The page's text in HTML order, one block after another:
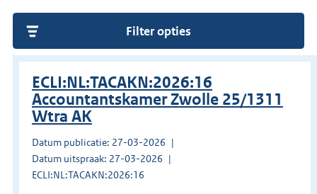
Filter opties
ECLI:NL:TACAKN:2026:16
Accountantskamer Zwolle 25/1311
Wtra AK
Datum publicatie: 27-03-2026
Datum uitspraak: 27-03-2026
ECLI:NL:TACAKN:2026:16